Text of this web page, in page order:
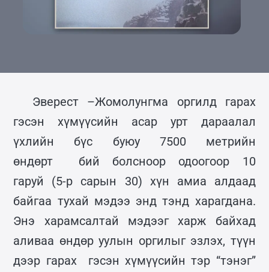
Эверест –Жомолунгма оргилд гарах
гэсэн хүмүүсийн асар урт дараалал
үхлийн бүс буюу 7500 метрийн
өндөрт бий болсноор одоогоор 10
гаруй (5-р сарын 30) хүн амиа алдаад
байгаа тухай мэдээ энд тэнд харагдана.
Энэ харамсалтай мэдээг харж байхад
аливаа өндөр уулын оргилыг эзлэх, түүн
дээр гарах гэсэн хүмүүсийн тэр “тэнэг”